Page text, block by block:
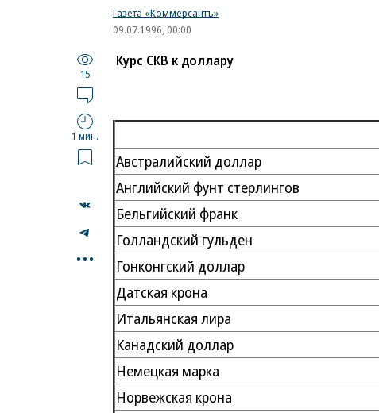
Газета «Коммерсантъ»
09.07.1996, 00:00
15
1 мин.
...
Курс СКВ к доллару
Австралийский доллар
Английский фунт стерлингов
Бельгийский франк
Голландский гульден
Гонконгский доллар
Датская крона
Итальянская лира
Канадский доллар
Немецкая марка
Норвежская крона